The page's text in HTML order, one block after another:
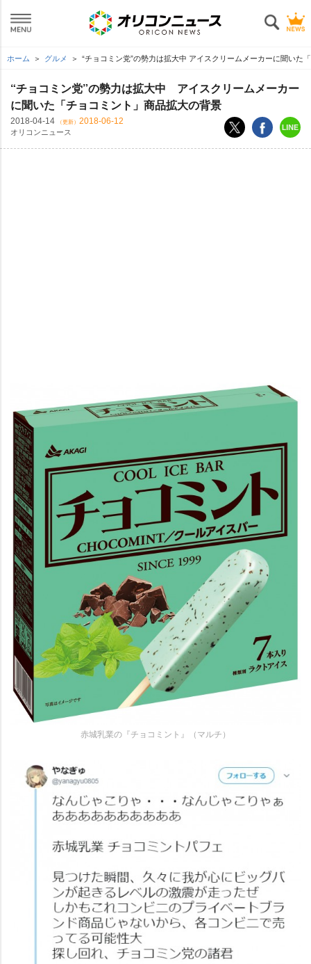
ホーム グルメ “チョコミン党”の勢力は拡大中 アイスクリームメーカーに聞いた
“チョコミン党”の勢力は拡大中 アイスクリームメーカー
に聞いた「チョコミント」商品拡大の背景
2018-04-14 （更新） 2018-06-12
オリコンニュース
赤城乳業の『チョコミント』（マルチ）